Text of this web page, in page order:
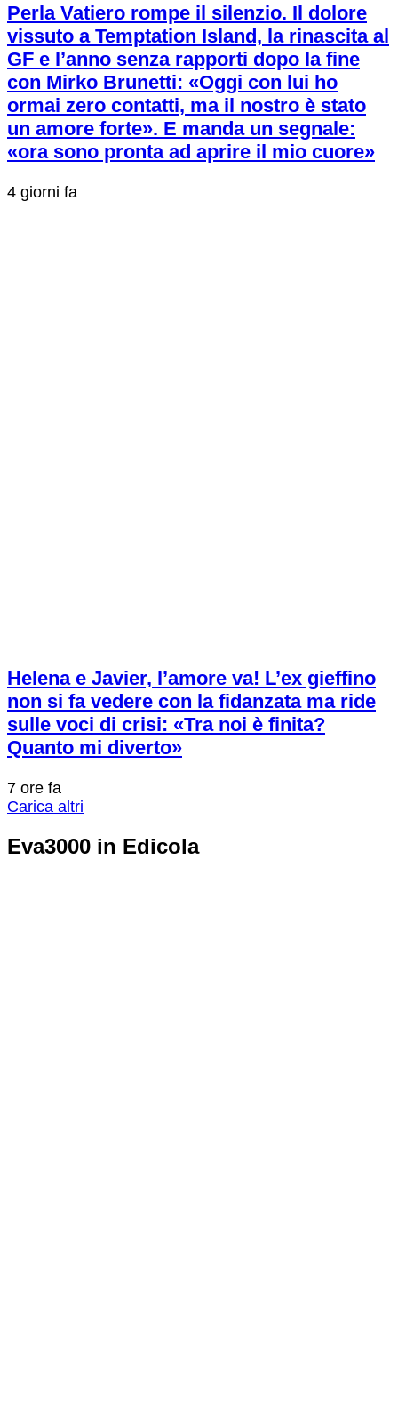
Perla Vatiero rompe il silenzio. Il dolore
vissuto a Temptation Island, la rinascita al
GF e l’anno senza rapporti dopo la fine
con Mirko Brunetti: «Oggi con lui ho
ormai zero contatti, ma il nostro è stato
un amore forte». E manda un segnale:
«ora sono pronta ad aprire il mio cuore»
4 giorni fa
Helena e Javier, l’amore va! L’ex gieffino
non si fa vedere con la fidanzata ma ride
sulle voci di crisi: «Tra noi è finita?
Quanto mi diverto»
7 ore fa
Carica altri
Eva3000 in Edicola